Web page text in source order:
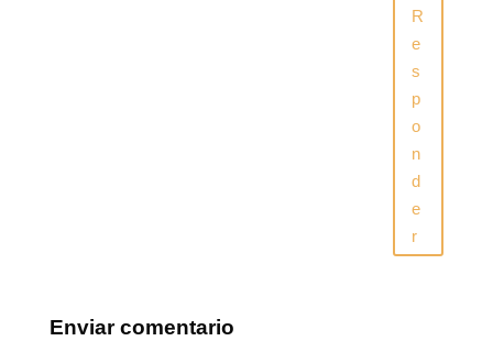
R
e
s
p
o
n
d
e
r
Enviar comentario